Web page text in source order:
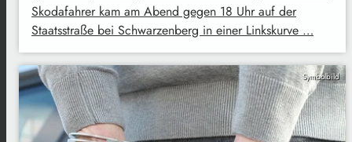
Skodafahrer kam am Abend gegen 18 Uhr auf der
Staatsstraße bei Schwarzenberg in einer Linkskurve …
Symbolbild